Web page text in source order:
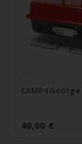
CAMP4
40,00 €